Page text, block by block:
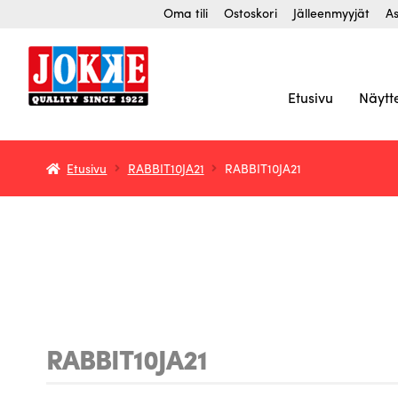
Oma tili Ostoskori Jälleenmyyjät
Etusivu
Etusivu RABBIT10JA21 RABBIT10JA21
RABBIT10JA21